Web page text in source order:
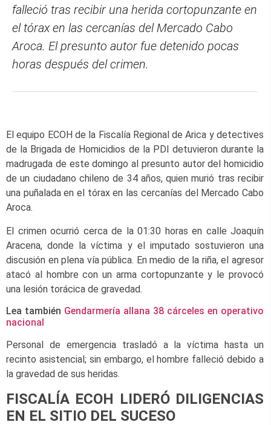
falleció tras recibir una herida cortopunzante en
el tórax en las cercanías del Mercado Cabo
Aroca. El presunto autor fue detenido pocas
horas después del crimen.
El equipo ECOH de la Fiscalía Regional de Arica y detectives
de la Brigada de Homicidios de la PDI detuvieron durante la
madrugada de este domingo al presunto autor del homicidio
de un ciudadano chileno de 34 años, quien murió tras recibir
una puñalada en el tórax en las cercanías del Mercado Cabo
Aroca.
El crimen ocurrió cerca de la 01:30 horas en calle Joaquín
Aracena, donde la víctima y el imputado sostuvieron una
discusión en plena vía pública. En medio de la riña, el agresor
atacó al hombre con un arma cortopunzante y le provocó
una lesión torácica de gravedad.
Lea también Gendarmería allana 38 cárceles en operativo
nacional
Personal de emergencia trasladó a la víctima hasta un
recinto asistencial; sin embargo, el hombre falleció debido a
la gravedad de sus heridas.
FISCALÍA ECOH LIDERÓ DILIGENCIAS
EN EL SITIO DEL SUCESO